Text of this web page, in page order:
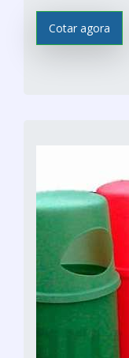
Cotar agora